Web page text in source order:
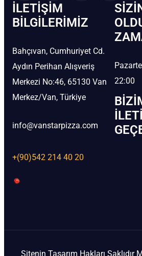
İLETIŞIM
BİLGILERIMIZ
Bahçıvan, Cumhuriyet Cd.
Aydın Perihan Alışveriş
Merkezi No:46, 65130 Van
Merkez/Van, Türkiye
info@vanstarpizza.com
+(90)542 214 40 20
22:00
Sitenin Tasarım Hakları Saklıdır